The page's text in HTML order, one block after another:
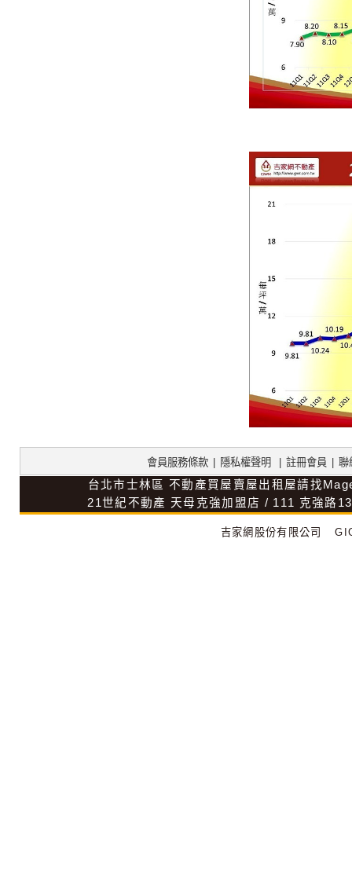
會員服務條款 隱私權聲明 註冊會員 聯
台北市士林區 不動產買屋賣屋出租屋請找
21世紀不動產 天母克強加盟店 / 111 克強路
吉家網股份有限公司